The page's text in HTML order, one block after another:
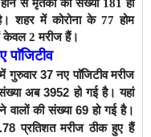
से मृतकों की संख्या 181 हो
शहर में कोरोना के 77 होम
केवल 2 मरीज हैं।
पाॅजिटीव
गुरुवार 37नए पाॅजिटीव मरीज
अब 3952 होगई है। यहां
की संख्या 69हो गई है।
प्रतिशत मरीज ठीक हुए हैं